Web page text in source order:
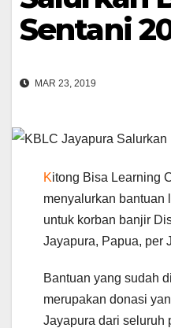
Sentani
MAR 23, 2019
Kitong Bisa Learning
menyalurkan bantuan
untuk korban banjir
Jayapura, Papua, per
Bantuan yang sudah
merupakan donasi
Jayapura dari seluruh